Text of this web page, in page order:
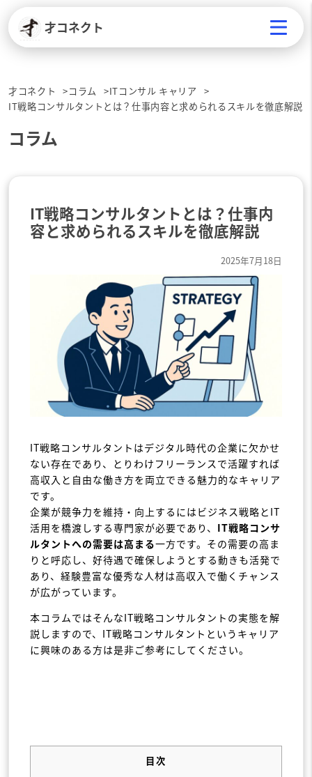
才コネクト
才コネクト コラム
ITコンサル キャリア
IT戦略コンサルタントとは？仕事内容と求められるスキルを徹底解説
コラム
IT戦略コンサルタントとは？仕事内
容と求められるスキルを徹底解説
2025年7月18日
IT戦略コンサルタントはデジタル時代の企業に欠かせ
ない存在であり、とりわけフリーランスで活躍すれば
高収入と自由な働き方を両立できる魅力的なキャリア
です。
企業が競争力を維持・向上するにはビジネス戦略とIT
活用を橋渡しする専門家が必要であり、 IT戦略コンサ
ルタントへの需要は高まる一方です。その需要の高ま
りと呼応し、好待遇で確保しようとする動きも活発で
あり、経験豊富な優秀な人材は高収入で働くチャンス
が広がっています。
本コラムではそんなIT戦略コンサルタントの実態を解
説しますので、IT戦略コンサルタントというキャリア
に興味のある方は是非ご参考にしてください。
目次